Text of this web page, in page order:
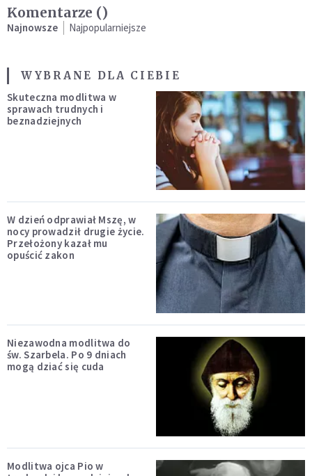
Komentarze ()
Najnowsze Najpopularniejsze
WYBRANE DLA CIEBIE
Skuteczna modlitwa w
sprawach trudnych i
beznadziejnych
W dzień odprawiał Mszę, w
nocy prowadził drugie życie.
Przełożony kazał mu
opuścić zakon
Niezawodna modlitwa do
św. Szarbela. Po 9 dniach
mogą dziać się cuda
Modlitwa ojca Pio w